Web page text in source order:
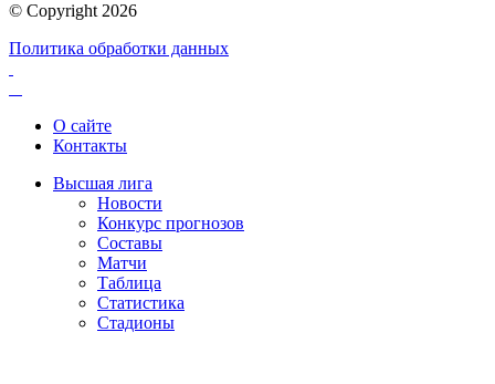
© Copyright 2026
Политика обработки данных
О сайте
Контакты
Высшая лига
Новости
Конкурс прогнозов
Составы
Матчи
Таблица
Статистика
Стадионы